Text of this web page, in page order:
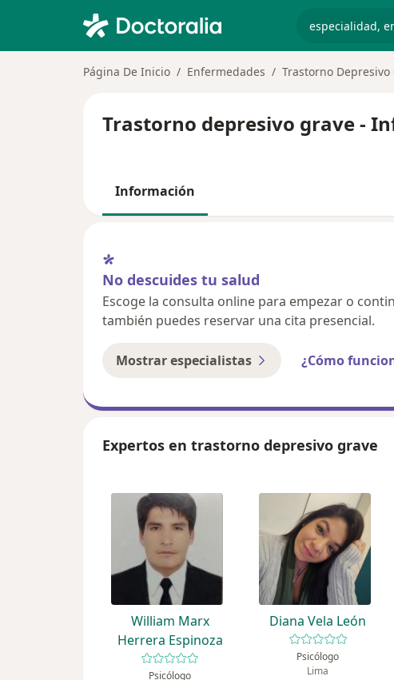
Página De Inicio Enfermedades Trastorno Depresivo
Trastorno depresivo grave -
Información
No descuides tu salud
Escoge la consulta online para empezar o
también puedes reservar una cita presencial.
Mostrar especialistas ¿Cómo
Expertos en trastorno depresivo grave
William Marx
Herrera Espinoza
Psicólogo
Diana Vela León
Psicólogo
Lima